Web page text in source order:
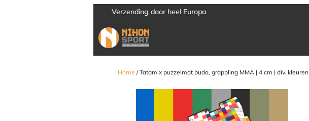
Verzending door heel Europa
Home / Tatamix puzzelmat budo, grappling MMA | 4 cm | div. kleuren